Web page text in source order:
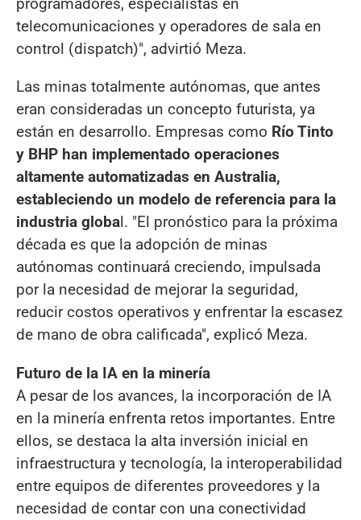
programadores, especialistas en
telecomunicaciones y operadores de sala en
control (dispatch)", advirtió Meza.
Las minas totalmente autónomas, que antes
eran consideradas un concepto futurista, ya
están en desarrollo. Empresas como Río Tinto
y BHP han implementado operaciones
altamente automatizadas en Australia,
estableciendo un modelo de referencia para la
industria global. "El pronóstico para la próxima
década es que la adopción de minas
autónomas continuará creciendo, impulsada
por la necesidad de mejorar la seguridad,
reducir costos operativos y enfrentar la escasez
de mano de obra calificada", explicó Meza.
Futuro de la IA en la minería
A pesar de los avances, la incorporación de IA
en la minería enfrenta retos importantes. Entre
ellos, se destaca la alta inversión inicial en
infraestructura y tecnología, la interoperabilidad
entre equipos de diferentes proveedores y la
necesidad de contar con una conectividad